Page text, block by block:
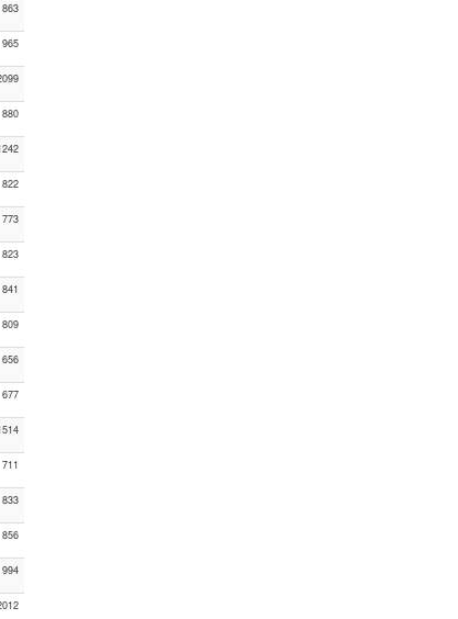
863
965
880
822
773
823
841
809
656
677
711
833
856
994